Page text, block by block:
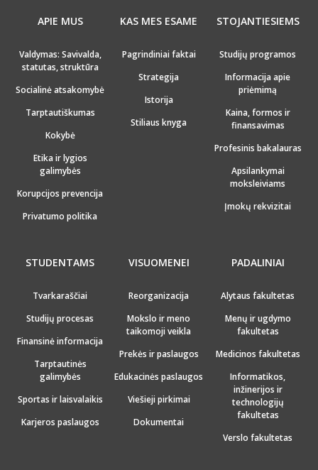
APIE MUS
Valdymas: Savivalda,
statutas, struktūra
Socialinė atsakomybė
Tarptautiškumas
Kokybė
Etika ir lygios
galimybės
Korupcijos prevencija
Privatumo politika
KAS MES ESAME
Pagrindiniai faktai
Strategija
Istorija
Stiliaus knyga
STOJANTIESIEMS
Studijų programos
Informacija apie
priėmimą
Kaina, formos ir
finansavimas
Profesinis bakalauras
Apsilankymai
moksleiviams
Įmokų rekvizitai
STUDENTAMS
Tvarkaraščiai
Studijų procesas
Finansinė informacija
Tarptautinės
galimybės
Sportas ir laisvalaikis
Karjeros paslaugos
VISUOMENEI
Reorganizacija
Mokslo ir meno
taikomoji veikla
Prekės ir paslaugos
Edukacinės paslaugos
Viešieji pirkimai
Dokumentai
PADALINIAI
Alytaus fakultetas
Menų ir ugdymo
fakultetas
Medicinos fakultetas
Informatikos,
inžinerijos ir
technologijų
fakultetas
Verslo fakultetas